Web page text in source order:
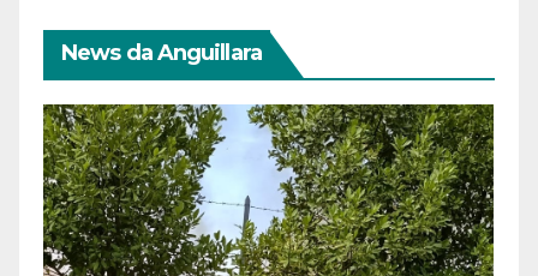
News da Anguillara